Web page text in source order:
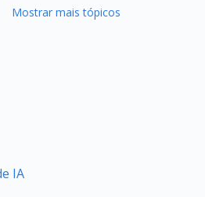
Mostrar mais tópicos
IA